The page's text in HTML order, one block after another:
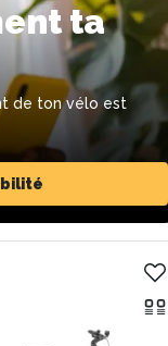
ta
de ton vélo est